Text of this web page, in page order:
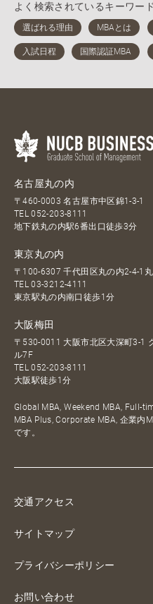
よく検索されているキーワード
名古屋丸の内
〒460-0003 名古屋市中区錦1-3-1
TEL052-203-8111
地下鉄丸の内駅6番出口徒歩3分
東京丸の内
〒100-6307 千代田区丸の内2-4-1
TEL03-3212-4111
東京駅丸の内南口徒歩1分
大阪梅田
〒530-0011 大阪市北区大深町3-1
ル7F
TEL052-203-8111
大阪駅徒歩1分
Global MBA, Weekend MBA, Full-
MBA Plus, Corporate MBA, 企業内
です。
交通アクセス
サイトマップ
プライバシーポリシー
お問い合わせ